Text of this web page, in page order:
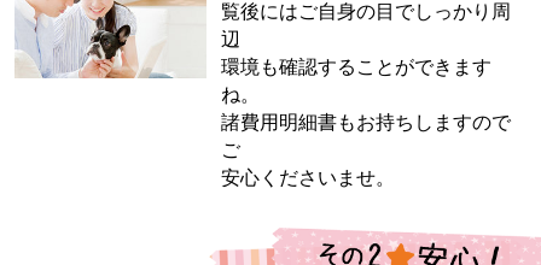
覧後にはご自身の目でしっかり周
辺
環境も確認することができます
ね。
諸費用明細書もお持ちしますので
ご
安心くださいませ。